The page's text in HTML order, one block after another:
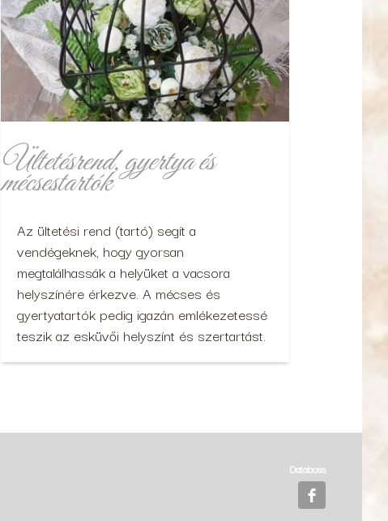
Ültetésrend, gyertya és
mécsestartók
Az ültetési rend (tartó) segít a
vendégeknek, hogy gyorsan
megtalálhassák a helyüket a vacsora
helyszínére érkezve. A mécses és
gyertyatartók pedig igazán emlékezetessé
teszik az esküvői helyszínt és szertartást.
Databoss